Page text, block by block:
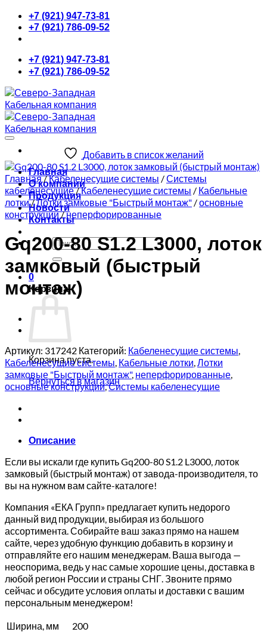
Skip
content
+7 (921) 947-73-81
+7 (921) 786-09-52
+7 (921) 947-73-81
+7 (921) 786-09-52
Главная
О компании
Продукция
Новости
Контакты
Искать:
0
Корзина
Корзина пуста.
Вернуться в магазин
Добавить в список желаний
Главная/Кабеленесущие системы /Системы
кабеленесущие/Кабеленесущие системы / Кабельные
лотки/Лотки замковые "Быстрый монтаж" /основные
конструкции/неперфорированные
Gq200-80 S1.2 L3000, лоток
замковый (быстрый
монтаж)
Артикул: 317242 Категорий: Кабеленесущие системы,
Кабеленесущие системы, Кабельные лотки,Лотки
замковые "Быстрый монтаж", неперфорированные,
основные конструкции,Системы кабеленесущие
Описание
Если вы искали где купить Gq200-80 S1.2 L3000, лоток
замковый (быстрый монтаж) от завода-производителя, то
вы на нужном вам сайте-каталоге!
Компания «ЕКА Групп» предлагает купить недорого
данный вид продукции, выбирая из большого
ассортимента. Собирайте ваш заказ прямо на нашем
сайте, через удобную функцию добавить в корзину и
отправляйте его нашим менеджерам. Ваша выгода —
неоспорима, ведь у нас самые хорошие цены, доставка в
любой регион России и страны СНГ. Звоните прямо
сейчас и обсудите условия оплаты и доставки с вашим
персональным менеджером!
Ширина, мм
200